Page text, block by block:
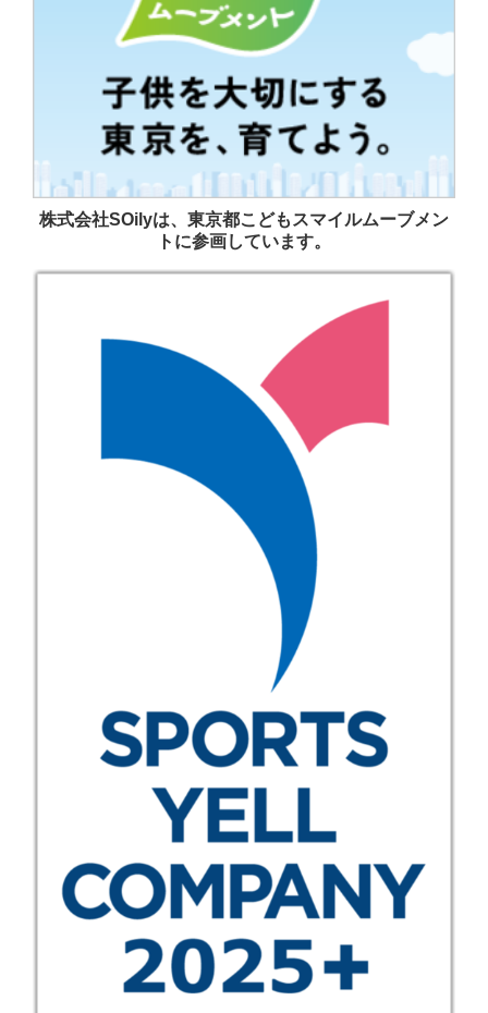
株式会社SOilyは、東京都こどもスマイルムーブメン
トに参画しています。